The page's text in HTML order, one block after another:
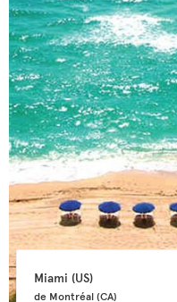
Miami (US)
de Montréal (CA)